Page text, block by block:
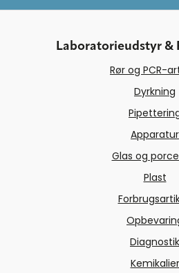
Laboratorieudstyr &
Rør og PCR-
Dyrkning
Apparatur
Glas og
Plast
Diagnostik
Kemikalier